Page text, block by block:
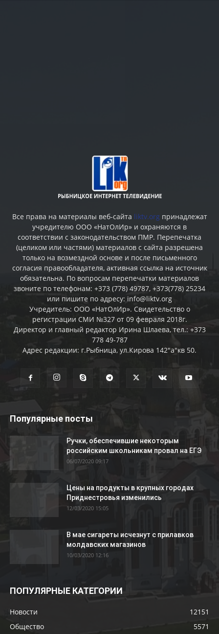
Все права на материалы веб-сайта liktv.org принадлежат
учредителю ООО «НатОлИр» и охраняются в
соответствии с законодательством ПМР. Перепечатка
(целиком или частями) материалов c сайта разрешена
только на возмездной основе и после письменного
согласия правообладателя, активная ссылка на источник
обязательна. По вопросам перепечатки материалов
звоните по телефонам: +373 (778) 49787, +373(778) 25234
или пишите по адресу: info@liktv.org
Учредитель: ООО «НатОлИр». Свидетельство о
регистрации СМИ №327 от 09 февраля 2018г.
Директор и главный редактор Ирина Шлаева, тел.: +373
778 49-787
Адрес редакции: г.Рыбница, ул.Кирова 142"а"кв 50.
Популярные посты
Ручки, обеспечившие некоторым
российским школьникам провал на ЕГЭ
06/07/2020 09:17
Цены на продукты в крупных городах
Приднестровья изменились
12/03/2020 15:05
В мае сигареты исчезнут с прилавков
молдавских магазинов
10/03/2020 12:16
ПОПУЛЯРНЫЕ КАТЕГОРИИ
Новости
12151
Общество
5571